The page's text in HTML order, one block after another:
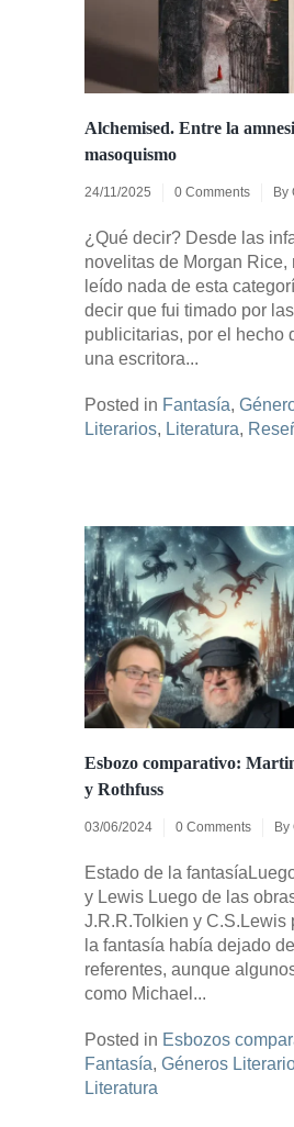
Alchemised. Entre la
masoquismo
24/11/2025 0 Comments By
¿Qué decir? Desde las
novelitas de Morgan Rice,
leído nada de esta
decir que fui timado por
publicitarias, por el hecho
una escritora...
Posted in Fantasía,
Literarios, Literatura,
Esbozo comparativo:
y Rothfuss
03/06/2024 0 Comments By
Estado de la
y Lewis Luego de las
J.R.R.Tolkien y C.S.Lewis
la fantasía había dejado
referentes, aunque
como Michael...
Posted in Esbozos
Fantasía, Géneros
Literatura